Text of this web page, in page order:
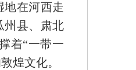
地在河西走
州县、肃北
着“一带一
煌文化。